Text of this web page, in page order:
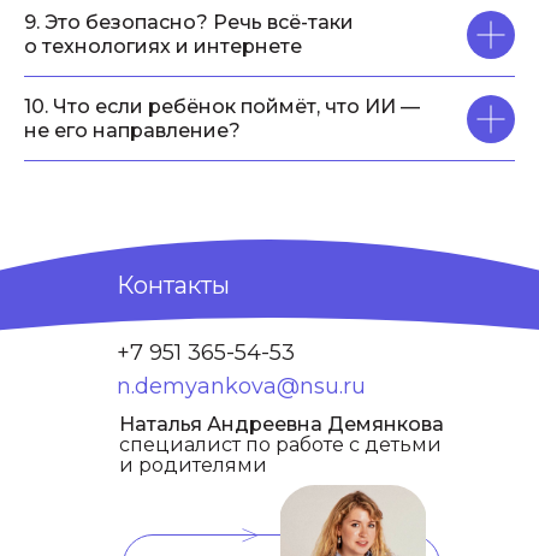
9. Это безопасно? Речь всё-таки
о технологиях и интернете
10. Что если ребёнок поймёт, что ИИ —
не его направление?
Контакты
+7 951 365-54-53
n.demyankova@nsu.ru
<
Наталья Андреевна Демянкова
специалист по работе с детьми
и родителями